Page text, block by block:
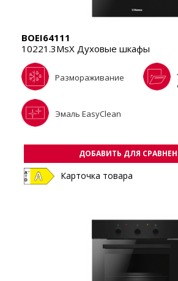
BOEI64111
10221.3MsX Духовые шкафы
Размораживание
Эмаль EasyClean
ДОБАВИТЬ ДЛЯ
Карточка товара